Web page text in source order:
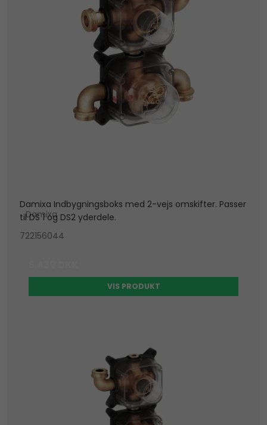
Damixa Indbygningsboks med 2-vejs omskifter. Passer
til DS 1 og DS2 yderdele.
Damixa
722156044
VIS PRODUKT